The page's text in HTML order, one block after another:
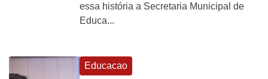
essa história a Secretaria Municipal de
Educa...
Educacao